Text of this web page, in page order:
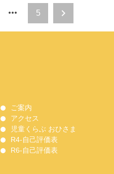
more_horiz 5 chevron_right
ご案内
アクセス
児童くらぶ おひさま
R4-自己評価表
R6-自己評価表